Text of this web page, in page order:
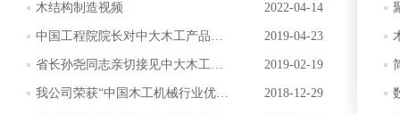
木结构制造视频 2022-04-14
中国工程院院长对中大木工产品给
予好评
2019-04-23
省长孙尧同志亲切接见中大木工总
经理
2019-02-19
我公司荣获“中国木工机械行业优秀 2018-12-29